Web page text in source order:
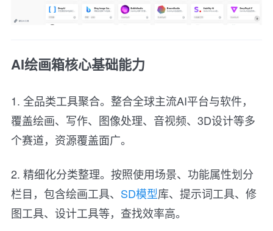
AI绘画箱核心基础能力
1. 全品类工具聚合。整合全球主流AI平台与软件，
覆盖绘画、写作、图像处理、音视频、3D设计等多
个赛道，资源覆盖面广。
2. 精细化分类整理。按照使用场景、功能属性划分
栏目，包含绘画工具、 SD模型库、提示词工具、修
图工具、设计工具等，查找效率高。